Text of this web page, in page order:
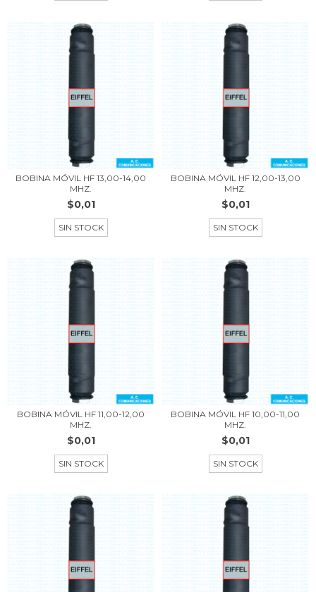
BOBINA MÓVIL HF 13,00-14,00
MHZ.
$0,01
SIN STOCK
BOBINA MÓVIL HF 12,00-13,00
MHZ.
$0,01
SIN STOCK
BOBINA MÓVIL HF 11,00-12,00
MHZ.
$0,01
SIN STOCK
BOBINA MÓVIL HF 10,00-11,00
MHZ.
$0,01
SIN STOCK